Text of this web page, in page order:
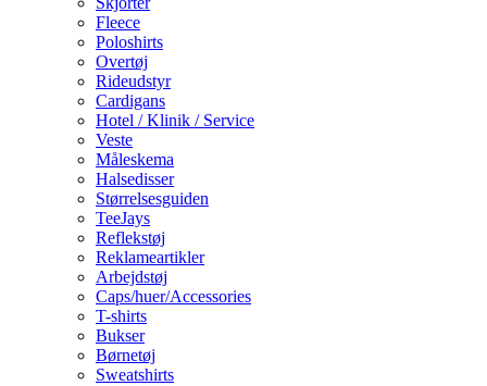
Fleece
Poloshirts
Overtøj
Rideudstyr
Cardigans
Hotel / Klinik / Service
Veste
Måleskema
Halsedisser
Størrelsesguiden
TeeJays
Reflekstøj
Reklameartikler
Arbejdstøj
Caps/huer/Accessories
T-shirts
Bukser
Børnetøj
Sweatshirts